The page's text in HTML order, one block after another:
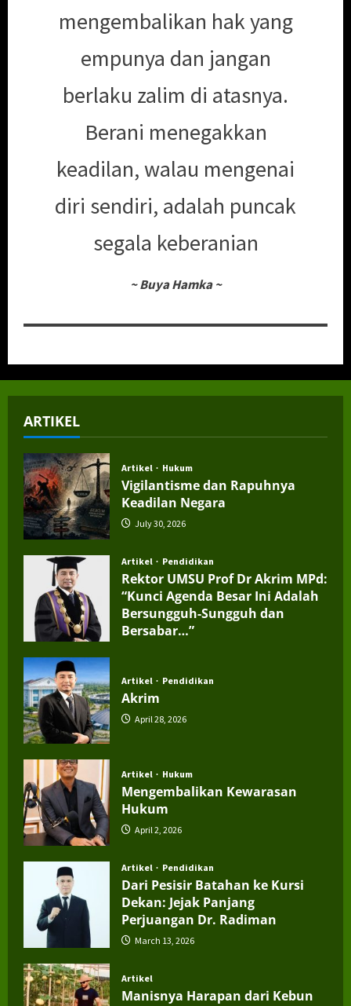
mengembalikan hak yang
empunya dan jangan
berlaku zalim di atasnya.
Berani menegakkan
keadilan, walau mengenai
diri sendiri, adalah puncak
segala keberanian
~ Buya Hamka ~
ARTIKEL
Artikel Hukum
Vigilantisme dan Rapuhnya
Keadilan Negara
July 30, 2026
Artikel Pendidikan
Rektor UMSU Prof Dr Akrim MPd:
“Kunci Agenda Besar Ini Adalah
Bersungguh-Sungguh dan
Bersabar…”
Artikel Pendidikan
Akrim
April 28, 2026
Artikel Hukum
Mengembalikan Kewarasan
Hukum
April 2, 2026
Artikel Pendidikan
Dari Pesisir Batahan ke Kursi
Dekan: Jejak Panjang
Perjuangan Dr. Radiman
March 13, 2026
Artikel
Manisnya Harapan dari Kebun